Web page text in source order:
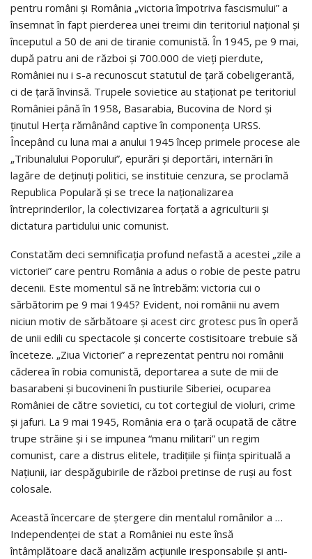
pentru români şi România „victoria împotriva fascismului” a
însemnat în fapt pierderea unei treimi din teritoriul naţional şi
începutul a 50 de ani de tiranie comunistă. În 1945, pe 9 mai,
după patru ani de război şi 700.000 de vieţi pierdute,
României nu i s-a recunoscut statutul de ţară cobeligerantă,
ci de ţară învinsă. Trupele sovietice au staţionat pe teritoriul
României până în 1958, Basarabia, Bucovina de Nord şi
ţinutul Herţa rămânând captive în componenţa URSS.
Începând cu luna mai a anului 1945 încep primele procese ale
„Tribunalului Poporului”, epurări şi deportări, internări în
lagăre de deţinuţi politici, se instituie cenzura, se proclamă
Republica Populară şi se trece la naţionalizarea
întreprinderilor, la colectivizarea forţată a agriculturii şi
dictatura partidului unic comunist.
Constatăm deci semnificaţia profund nefastă a acestei „zile a
victoriei” care pentru România a adus o robie de peste patru
decenii. Este momentul să ne întrebăm: victoria cui o
sărbătorim pe 9 mai 1945? Evident, noi românii nu avem
niciun motiv de sărbătoare şi acest circ grotesc pus în operă
de unii edili cu spectacole şi concerte costisitoare trebuie să
înceteze. „Ziua Victoriei” a reprezentat pentru noi românii
căderea în robia comunistă, deportarea a sute de mii de
basarabeni şi bucovineni în pustiurile Siberiei, ocuparea
României de către sovietici, cu tot cortegiul de violuri, crime
şi jafuri. La 9 mai 1945, România era o ţară ocupată de către
trupe străine şi i se impunea “manu militari” un regim
comunist, care a distrus elitele, tradiţiile şi fiinţa spirituală a
Naţiunii, iar despăgubirile de război pretinse de ruşi au fost
colosale.
Această încercare de ştergere din mentalul românilor a …
Independenţei de stat a României nu este însă
întâmplătoare dacă analizăm acţiunile iresponsabile şi anti-